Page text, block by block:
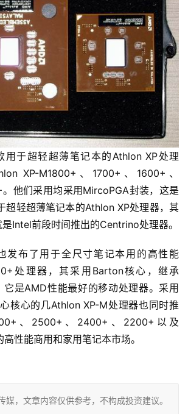
用于超轻超薄笔记本的Athlon XP处理
XP-M1800+、1700+、1600+、
他们采用均采用MircoPGA封装，这是
超轻超薄笔记本的Athlon XP处理器，其
Intel前段时间推出的Centrino处理器。
布了用于全尺寸笔记本用的高性能
处理器，其采用Barton核心，继承
它是AMD性能最好的移动处理器。采用
核心的几Athlon XP-M处理器也同时推
、2500+、2400+、2200+以及
性能商用和家用笔记本市场。
媒，文章内容仅供参考，不构成投资建议。